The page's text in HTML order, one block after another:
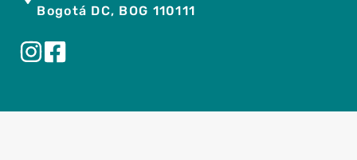
Bogotá DC, BOG 110111